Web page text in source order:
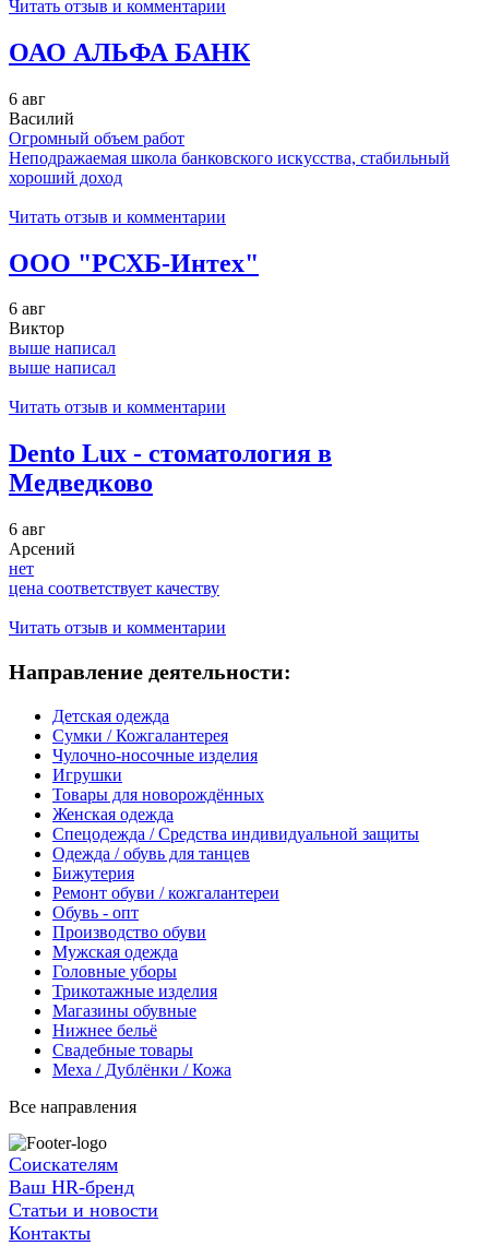
Читать отзыв и комментарии
ОАО АЛЬФА БАНК
6 авг
Василий
Огромный объем работ
Неподражаемая школа банковского искусства, стабильный
хороший доход
Читать отзыв и комментарии
ООО "РСХБ-Интех"
6 авг
Виктор
выше написал
выше написал
Читать отзыв и комментарии
Dento Lux - стоматология в
Медведково
6 авг
Арсений
нет
цена соответствует качеству
Читать отзыв и комментарии
Направление деятельности:
Детская одежда
Сумки / Кожгалантерея
Чулочно-носочные изделия
Игрушки
Товары для новорождённых
Женская одежда
Спецодежда / Средства индивидуальной защиты
Одежда / обувь для танцев
Бижутерия
Ремонт обуви / кожгалантереи
Обувь - опт
Производство обуви
Мужская одежда
Головные уборы
Трикотажные изделия
Магазины обувные
Нижнее бельё
Свадебные товары
Меха / Дублёнки / Кожа
Все направления
Соискателям
Ваш HR-бренд
Статьи и новости
Контакты